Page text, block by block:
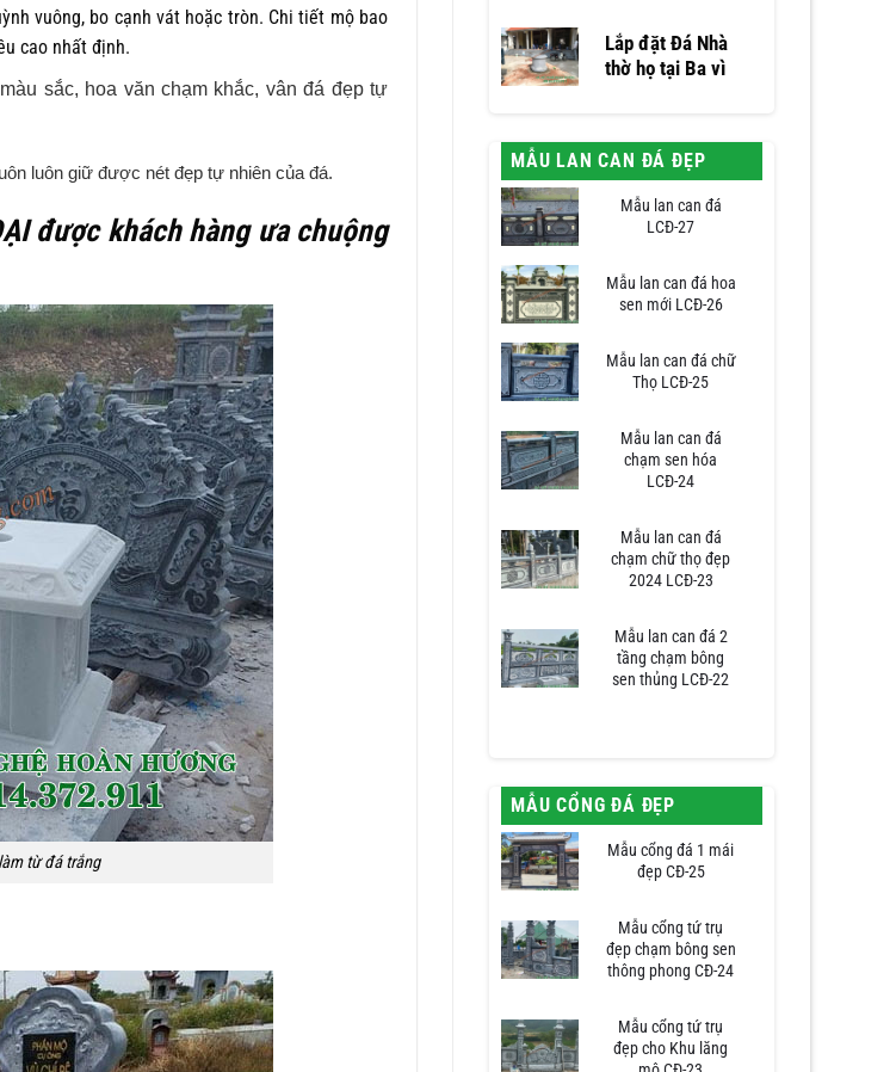
vuông, bo cạnh vát hoặc tròn. Chi tiết mộ bao
cao nhất định.
sắc, hoa văn chạm khắc, vân đá đẹp tự
luôn giữ được nét đẹp tự nhiên của đá.
được khách hàng ưa chuộng
từ đá trắng
Lắp đặt Đá Nhà
thờ họ tại Ba vì
MẪU LAN CAN ĐÁ ĐẸP
Mẫu lan can đá
LCĐ-27
Mẫu lan can đá hoa
sen mới LCĐ-26
Mẫu lan can đá chữ
Thọ LCĐ-25
Mẫu lan can đá
chạm sen hóa
LCĐ-24
Mẫu lan can đá
chạm chữ thọ đẹp
2024 LCĐ-23
Mẫu lan can đá 2
tầng chạm bông
sen thủng LCĐ-22
MẪU CỔNG ĐÁ ĐẸP
Mẫu cổng đá 1 mái
đẹp CĐ-25
Mẫu cổng tứ trụ
đẹp chạm bông sen
thông phong CĐ-24
Mẫu cổng tứ trụ
đẹp cho Khu lăng